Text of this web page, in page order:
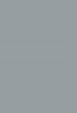
Zwecke auf
Pflege,
Dritte nur,
andere